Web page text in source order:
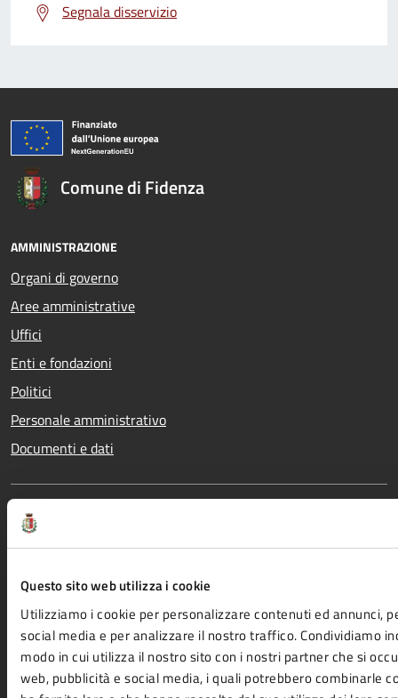
Questo sito web utilizza i cookie
Utilizziamo i cookie per personalizzare contenuti ed annunci,
social media e per analizzare il nostro traffico. Condividiamo
modo in cui utilizza il nostro sito con i nostri partner che si
web, pubblicità e social media, i quali potrebbero combinarle
Segnala disservizio
Comune di Fidenza
AMMINISTRAZIONE
Organi di governo
Aree amministrative
Uffici
Enti e fondazioni
Politici
Personale amministrativo
Documenti e dati
CATEGORIE DI SERVIZIO
Agricoltura e pesca
Appalti pubblici
Autorizzazioni
Catasto e urbanistica
Imprese e commercio
assistenza
Tributi, finanze e
contravvenzioni